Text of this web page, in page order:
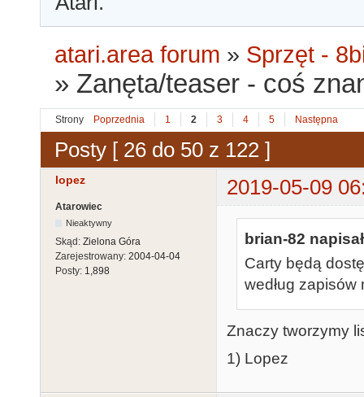
atari.area forum » Sprzęt -
» Zanęta/teaser - coś
Strony Poprzednia 1 2 3 4 5 Następna
Posty [ 26 do 50 z 122 ]
lopez 2019-05-09
Atarowiec
Nieaktywny
Skąd: Zielona Góra
Zarejestrowany: 2004-04-04
Posty: 1,898
brian-82
Carty będą
według zapisów
Znaczy tworzymy
1) Lopez